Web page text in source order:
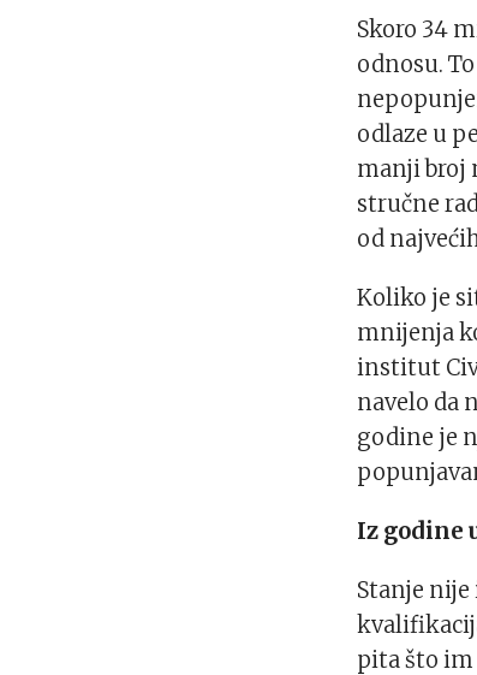
Skoro 34
odnosu.
odlaze u
manji broj
stručne
od
Koliko je
mnijenja
institut
navelo da
godine je
Iz godine
Stanje
pita što im